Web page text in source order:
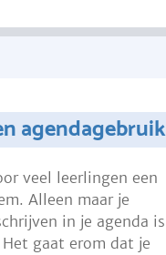
agendagebruik
veel leerlingen een
Alleen maar je
in je agenda is
gaat erom dat je